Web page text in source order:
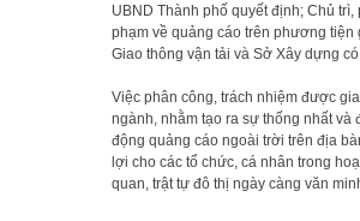
UBND Thành phố quyết định; Chủ
phạm về quảng cáo trên phương
Giao thông vận tải và Sở Xây dựng
Việc phân công, trách nhiệm được
ngành, nhằm tạo ra sự thống nhất
động quảng cáo ngoài trời trên địa
lợi cho các tổ chức, cá nhân trong
quan, trật tự đô thị ngày càng văn